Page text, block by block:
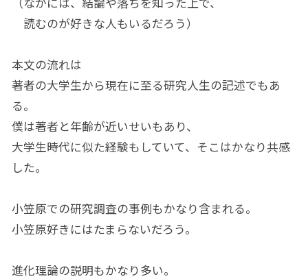
読むのが好きな人もいるだろう）
本文の流れは
著者の大学生から現在に至る研究人生の記述でもあ
る。
僕は著者と年齢が近いせいもあり、
大学生時代に似た経験もしていて、そこはかなり共感
した。
小笠原での研究調査の事例もかなり含まれる。
小笠原好きにはたまらないだろう。
進化理論の説明もかなり多い。